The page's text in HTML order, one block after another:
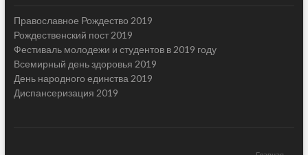
Православное Рождество 2019
Рождественский пост 2019
Фестиваль молодежи и студентов в 2019 году
Всемирный день здоровья 2019
День народного единства 2019
Диспансеризация 2019